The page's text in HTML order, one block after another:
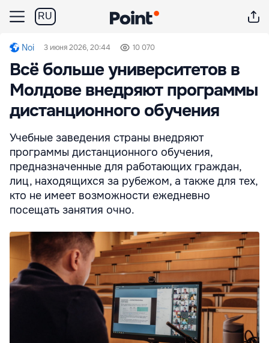
RU
Noi 3 июня 2026, 20:44 10 070
Всё больше университетов в
Молдове внедряют программы
дистанционного обучения
Учебные заведения страны внедряют
программы дистанционного обучения,
предназначенные для работающих граждан,
лиц, находящихся за рубежом, а также для тех,
кто не имеет возможности ежедневно
посещать занятия очно.